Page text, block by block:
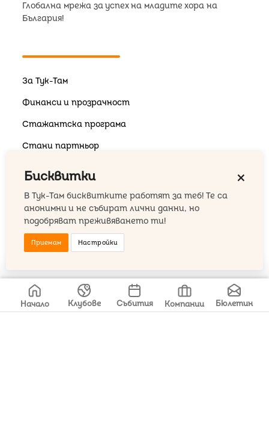
Начало Клубове Събития Компании Бюлетин
Глобална мрежа за успех на младите хора на
България!
За Тук-Там
Финанси и прозрачност
Стажантска програма
Стани партньор
Кошер
Фонд за стипендии
Бисквитки close
В Тук-Там бисквитките работят за теб! Те са
анонимни и не събират лични данни, но
подобряват преживяването ти!
Приемам Настройки